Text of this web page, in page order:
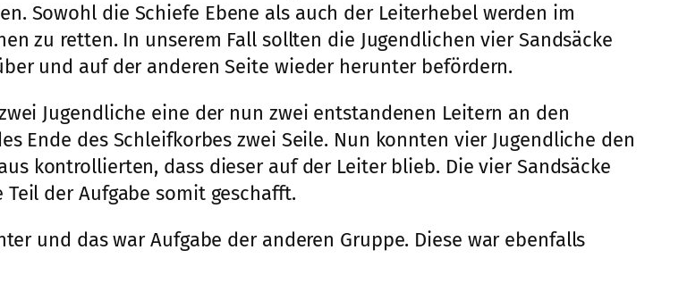
Sowohl die Schiefe Ebene als auch der Leiterhebel werden im
zu retten. In unserem Fall sollten die Jugendlichen vier Sandsäcke
und auf der anderen Seite wieder herunter befördern.
Jugendliche eine der nun zwei entstandenen Leitern an den
Ende des Schleifkorbes zwei Seile. Nun konnten vier Jugendliche den
kontrollierten, dass dieser auf der Leiter blieb. Die vier Sandsäcke
der Aufgabe somit geschafft.
und das war Aufgabe der anderen Gruppe. Diese war ebenfalls